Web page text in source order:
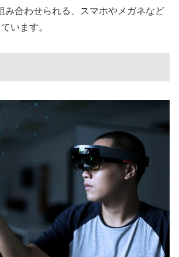
み合わせられる、スマホやメガネなど
います。